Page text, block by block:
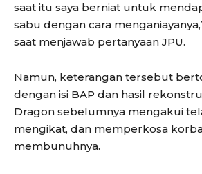
saat itu saya berniat untuk
sabu dengan cara
saat menjawab pertanyaan JPU.
Namun, keterangan tersebut
dengan isi BAP dan hasil
Dragon sebelumnya mengakui
mengikat, dan memperkosa
membunuhnya.